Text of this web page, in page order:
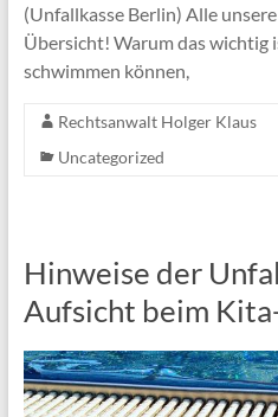
(Unfallkasse Berlin) Alle
Übersicht! Warum das wichtig
schwimmen können,
Rechtsanwalt Holger Klaus
Uncategorized
Hinweise der
Aufsicht beim